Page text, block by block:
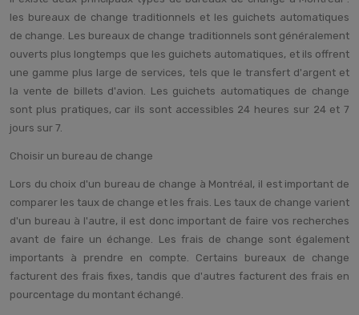
les bureaux de change traditionnels et les guichets automatiques
de change. Les bureaux de change traditionnels sont généralement
ouverts plus longtemps que les guichets automatiques, et ils offrent
une gamme plus large de services, tels que le transfert d'argent et
la vente de billets d'avion. Les guichets automatiques de change
sont plus pratiques, car ils sont accessibles 24 heures sur 24 et 7
jours sur 7.
Choisir un bureau de change
Lors du choix d'un bureau de change à Montréal, il est important de
comparer les taux de change et les frais. Les taux de change varient
d'un bureau à l'autre, il est donc important de faire vos recherches
avant de faire un échange. Les frais de change sont également
importants à prendre en compte. Certains bureaux de change
facturent des frais fixes, tandis que d'autres facturent des frais en
pourcentage du montant échangé.